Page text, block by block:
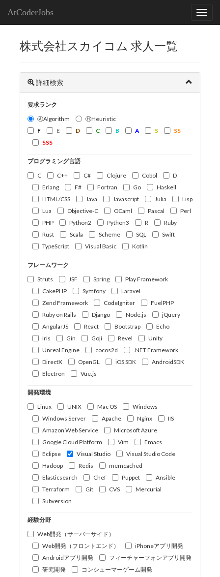
AtCoderJobs
株式会社スカイコム 求人一覧
詳細検索
要求ランク
ⒶAlgorithm
ⒽHeuristic
F
E D C B A S
SS
SSS
プログラミング言語
C
C++ C# Clojure Cobol
D
Erlang
F# Fortran Go
Haskell
HTML/CSS
Java Javascript Julia
Lisp
Lua
Objective-C OCaml Pascal
Perl
PHP
Python2 Python3 R
Ruby
Rust
Scala Scheme SQL
Swift
TypeScript
Visual Basic Kotlin
フレームワーク
Struts
JSF Spring
Play Framework
CakePHP
Symfony
Laravel
Zend Framework
CodeIgniter
FuelPHP
Ruby on Rails
Django Node.js
jQuery
AngularJS
React Bootstrap
Echo
iris
Gin Goji Revel
Unity
Unreal Engine
cocos2d
.NET Framework
DirectX
OpenGL iOS SDK
AndroidSDK
Electron
Vue.js
開発環境
Linux
UNIX Mac OS
Windows
Windows Server
Apache Nginx
IIS
Amazon Web Service
Microsoft Azure
Google Cloud Platform
Vim
Emacs
Eclipse
Visual Studio
Visual Studio Code
Hadoop
Redis
memcached
Elasticsearch
Chef Puppet
Ansible
Terraform
Git CVS
Mercurial
Subversion
経験分野
Web開発（サーバーサイド）
Web開発（フロントエンド）
iPhoneアプリ開発
Androidアプリ開発
フィーチャーフォンアプリ開発
研究開発
コンシューマーゲーム開発